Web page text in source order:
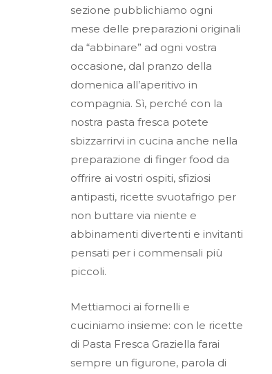
sezione pubblichiamo ogni
mese delle preparazioni originali
da “abbinare” ad ogni vostra
occasione, dal pranzo della
domenica all’aperitivo in
compagnia. Sì, perché con la
nostra pasta fresca potete
sbizzarrirvi in cucina anche nella
preparazione di finger food da
offrire ai vostri ospiti, sfiziosi
antipasti, ricette svuotafrigo per
non buttare via niente e
abbinamenti divertenti e invitanti
pensati per i commensali più
piccoli.
Mettiamoci ai fornelli e
cuciniamo insieme: con le ricette
di Pasta Fresca Graziella farai
sempre un figurone, parola di